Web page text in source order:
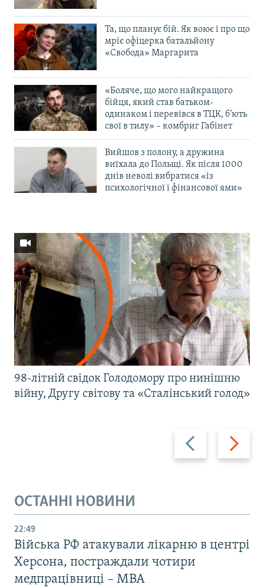
Та, що планує бій. Як воює і про що
мріє офіцерка батальйону
«Свобода» Маргарита
«Боляче, що мого найкращого
бійця, який став батьком-
одинаком і перевівся в ТЦК, б’ють
свої в тилу» – комбриг Габінет
Вийшов з полону, а дружина
виїхала до Польщі. Як після 1000
днів неволі вибратися «із
психологічної і фінансової ями»
Назад Вперед
98-літній свідок Голодомору про нинішню
війну, Другу світову та «Сталінський голод»
ОСТАННІ НОВИНИ
22:49
Війська РФ атакували лікарню в центрі
Херсона, постраждали чотири
медпрацівниці – МВА